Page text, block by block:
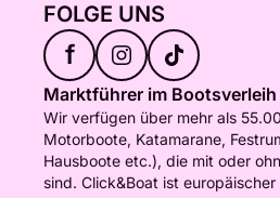
FOLGE UNS
f
Marktführer im Bootsverleih
Wir verfügen über mehr als
Motorboote, Katamarane,
Hausboote etc.), die mit oder
sind. Click&Boat ist